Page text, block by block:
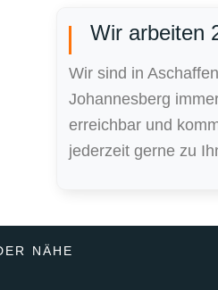
Wir arbeiten
Wir sind in
Johannesberg
erreichbar und
jederzeit gerne zu
NÄHE